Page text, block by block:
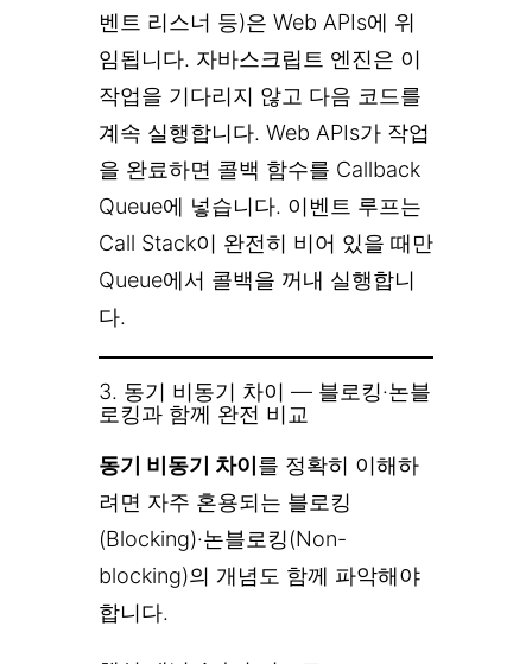
벤트 리스너 등)은 Web APIs에 위
임됩니다. 자바스크립트 엔진은 이
작업을 기다리지 않고 다음 코드를
계속 실행합니다. Web APIs가 작업
을 완료하면 콜백 함수를 Callback
Queue에 넣습니다. 이벤트 루프는
Call Stack이 완전히 비어 있을 때만
Queue에서 콜백을 꺼내 실행합니
다.
3. 동기 비동기 차이 — 블로킹·논블
로킹과 함께 완전 비교
동기 비동기 차이 를 정확히 이해하
려면 자주 혼용되는 블로킹
(Blocking)·논블로킹(Non-
blocking)의 개념도 함께 파악해야
합니다.